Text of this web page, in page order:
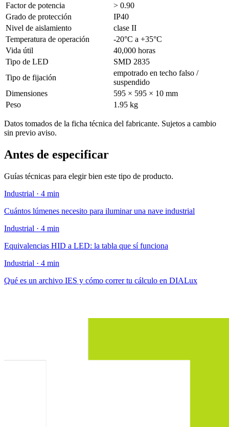
Factor de potencia
> 0.90
Grado de protección
IP40
Nivel de aislamiento
clase II
Temperatura de operación
-20°C a +35°C
Vida útil
40,000 horas
Tipo de LED
SMD 2835
Tipo de fijación
empotrado en techo falso /
suspendido
Dimensiones
595 × 595 × 10 mm
Peso
1.95 kg
Datos tomados de la ficha técnica del fabricante. Sujetos a cambio
sin previo aviso.
Antes de especificar
Guías técnicas para elegir bien este tipo de producto.
Industrial · 4 min
Cuántos lúmenes necesito para iluminar una nave industrial
Industrial · 4 min
Equivalencias HID a LED: la tabla que sí funciona
Industrial · 4 min
Qué es un archivo IES y cómo correr tu cálculo en DIALux